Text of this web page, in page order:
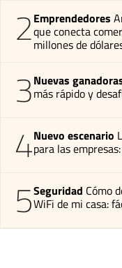
2Emprendedores
que conecta
millones de
3Nuevas
más rápido y
4Nuevo escenario
para las
5Seguridad Cómo
WiFi de mi casa: